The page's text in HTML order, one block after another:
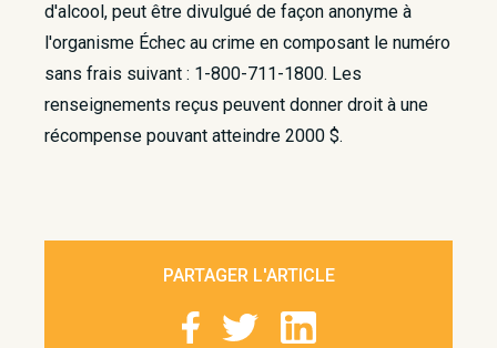
d'alcool, peut être divulgué de façon anonyme à
l'organisme Échec au crime en composant le numéro
sans frais suivant : 1-800-711-1800. Les
renseignements reçus peuvent donner droit à une
récompense pouvant atteindre 2000 $.
PARTAGER L'ARTICLE